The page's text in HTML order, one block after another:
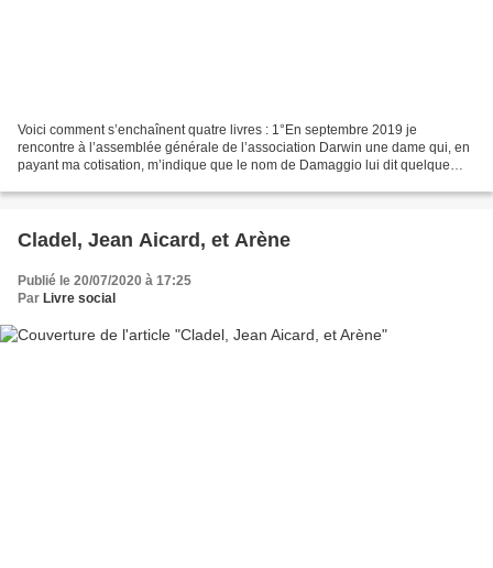
Voici comment s’enchaînent quatre livres : 1°En septembre 2019 je
rencontre à l’assemblée générale de l’association Darwin une dame qui, en
payant ma cotisation, m’indique que le nom de Damaggio lui dit quelque
Cladel, Jean Aicard, et Arène
Publié le 20/07/2020 à 17:25
Par Livre social